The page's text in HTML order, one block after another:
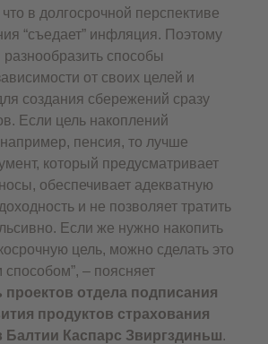
в долгосрочной перспективе
“съедает” инфляция. Поэтому
разнообразить способы
от своих целей и
создания сбережений сразу
Если цель накоплений
пенсия, то лучше
который предусматривает
обеспечивает адекватную
и не позволяет тратить
Если же нужно накопить
цель, можно сделать это
– поясняет
проектов отдела подписания
продуктов страхования
Балтии Каспарс Звиргздиньш.